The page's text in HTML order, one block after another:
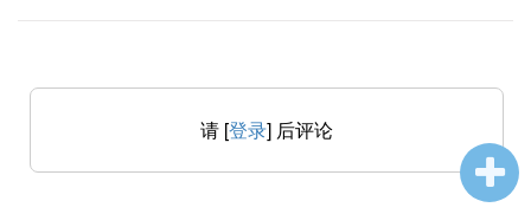
请 [登录] 后评论